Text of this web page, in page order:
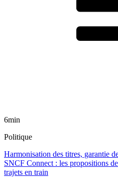
6min
Politique
Harmonisation des titres, garantie
SNCF Connect : les propositions
trajets en train